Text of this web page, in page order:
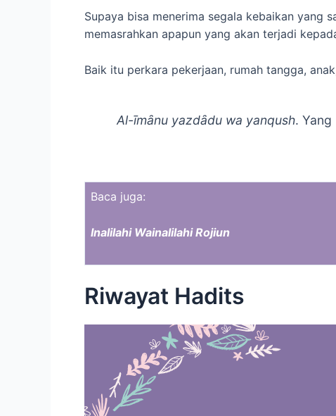
Supaya bisa menerima segala kebaikan yang
memasrahkan apapun yang akan terjadi
Baik itu perkara pekerjaan, rumah tangga,
Al-īmȃnu yazdȃdu wa yanqush.
Baca juga:
Inalilahi Wainalilahi Rojiun
Riwayat Hadits